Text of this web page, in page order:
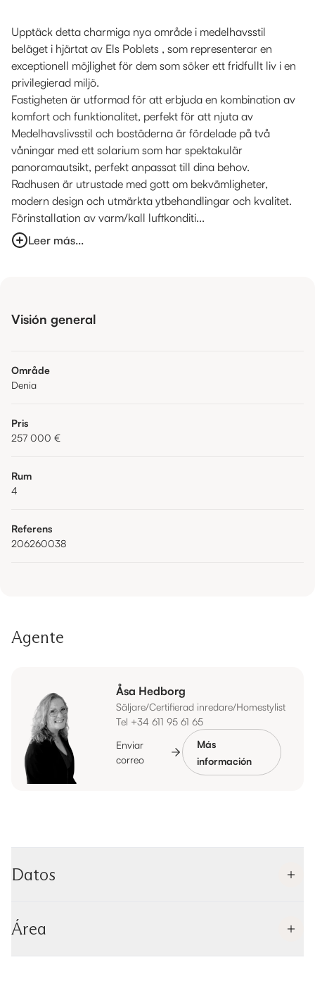
Upptäck detta charmiga nya område i medelhavsstil
beläget i hjärtat av Els Poblets , som representerar en
exceptionell möjlighet för dem som söker ett fridfullt liv i en
privilegierad miljö.
Fastigheten är utformad för att erbjuda en kombination av
komfort och funktionalitet, perfekt för att njuta av
Medelhavslivsstil och bostäderna är fördelade på två
våningar med ett solarium som har spektakulär
panoramautsikt, perfekt anpassat till dina behov.
Radhusen är utrustade med gott om bekvämligheter,
modern design och utmärkta ytbehandlingar och kvalitet.
Förinstallation av varm/kall luftkonditi...
Leer más...
Visión general
Område
Denia
Pris
257 000 €
Rum
4
Referens
206260038
Agente
Åsa Hedborg
Säljare/Certifierad inredare/Homestylist
Tel +34 611 95 61 65
Enviar
correo
Más
información
Datos
Área